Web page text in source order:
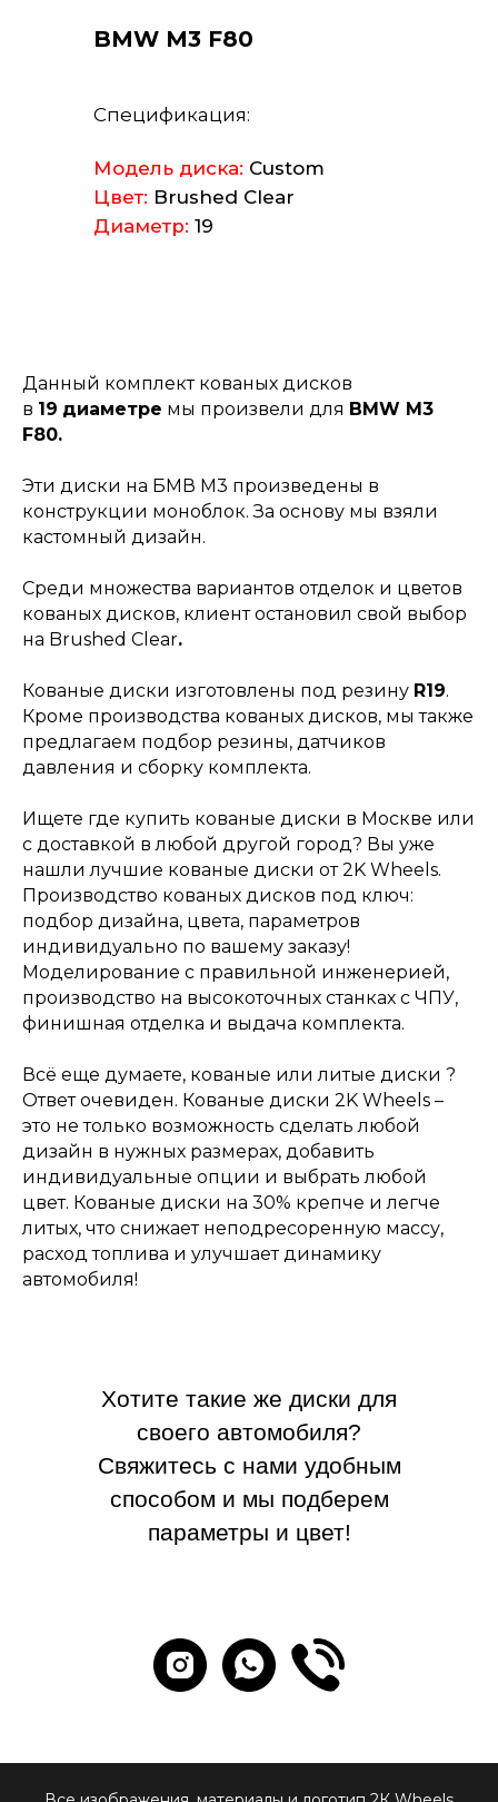
Спецификация:
Модель диска: Custom
Цвет: Brushed Clear
Диаметр: 19
BMW M3 F80
Данный комплект кованых дисков
в 19 диаметре мы произвели для BMW M3
F80.
Эти диски на БМВ М3 произведены в
конструкции моноблок. За основу мы взяли
кастомный дизайн.
Среди множества вариантов отделок и цветов
кованых дисков, клиент остановил свой выбор
на Brushed Clear.
Кованые диски изготовлены под резину R19.
Кроме производства кованых дисков, мы также
предлагаем подбор резины, датчиков
давления и сборку комплекта.
Ищете где купить кованые диски в Москве или
с доставкой в любой другой город? Вы уже
нашли лучшие кованые диски от 2K Wheels.
Производство кованых дисков под ключ:
подбор дизайна, цвета, параметров
индивидуально по вашему заказу!
Моделирование с правильной инженерией,
производство на высокоточных станках с ЧПУ,
финишная отделка и выдача комплекта.
Всё еще думаете, кованые или литые диски ?
Ответ очевиден. Кованые диски 2K Wheels –
это не только возможность сделать любой
дизайн в нужных размерах, добавить
индивидуальные опции и выбрать любой
цвет. Кованые диски на 30% крепче и легче
литых, что снижает неподресоренную массу,
расход топлива и улучшает динамику
автомобиля!
Хотите такие же диски для
своего автомобиля?
Свяжитесь с нами удобным
способом и мы подберем
параметры и цвет!